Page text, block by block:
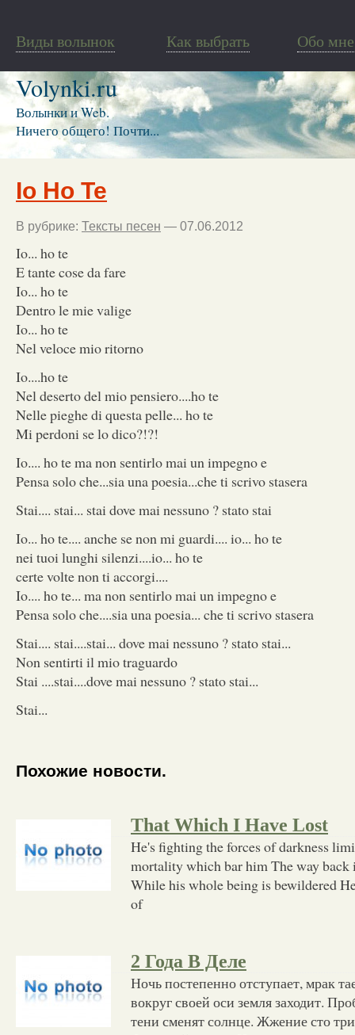
Виды волынок Как выбрать Обо мне
Volynki.ru
Волынки и Web.
Ничего общего! Почти...
Io Ho Te
В рубрике: Тексты песен — 07.06.2012
Io... ho te
E tante cose da fare
Io... ho te
Dentro le mie valige
Io... ho te
Nel veloce mio ritorno
Io....ho te
Nel deserto del mio pensiero....ho te
Nelle pieghe di questa pelle... ho te
Mi perdoni se lo dico?!?!
Io.... ho te ma non sentirlo mai un impegno e
Pensa solo che...sia una poesia...che ti scrivo stasera
Stai.... stai... stai dove mai nessuno ? stato stai
Io... ho te.... anche se non mi guardi.... io... ho te
nei tuoi lunghi silenzi....io... ho te
certe volte non ti accorgi....
Io.... ho te... ma non sentirlo mai un impegno e
Pensa solo che....sia una poesia... che ti scrivo stasera
Stai.... stai....stai... dove mai nessuno ? stato stai...
Non sentirti il mio traguardo
Stai ....stai....dove mai nessuno ? stato stai...
Stai...
Похожие новости.
That Which I Have Lost
He's fighting the forces of darkness
mortality which bar him The way
While his whole being is bewildered
of
2 Года В Деле
Ночь постепенно отступает, мрак
вокруг своей оси земля заходит.
тени сменят солнце. Жжение сто